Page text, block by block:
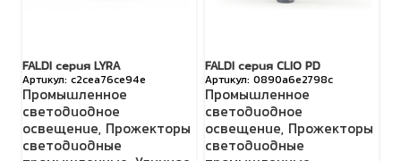
FALDI серия LYRA
c2cea76ce94e
Промышленное
светодиодное
освещение, Прожекторы
светодиодные
FALDI серия CLIO PD
0890a6e2798c
Промышленное
светодиодное
освещение, Прожекторы
светодиодные